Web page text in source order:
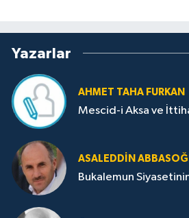
Yazarlar
AHMET TAHA FURKAN
Mescid-i Aksa ve
ASALEDDIN
Bukalemun